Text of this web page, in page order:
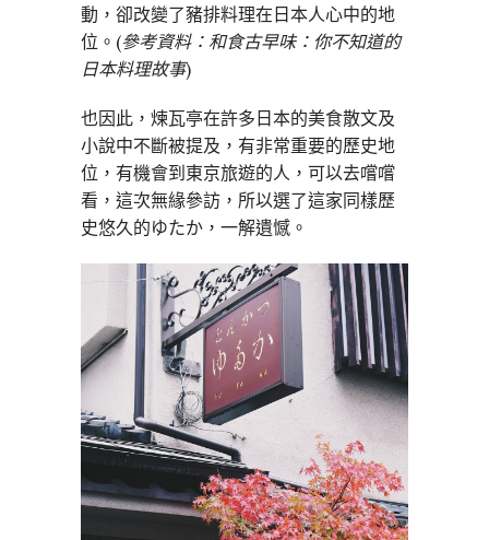
動，卻改變了豬排料理在日本人心中的地
位。(參考資料：和食古早味：你不知道的
日本料理故事)
也因此，煉瓦亭在許多日本的美食散文及
小說中不斷被提及，有非常重要的歷史地
位，有機會到東京旅遊的人，可以去嚐嚐
看，這次無緣參訪，所以選了這家同樣歷
史悠久的ゆたか，一解遺憾。